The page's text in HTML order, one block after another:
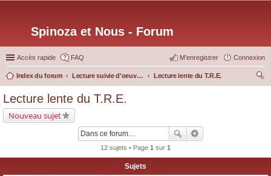
Spinoza et Nous - Forum
Accès rapide FAQ Connexion
M’enregistrer
Index du forum Lecture suivie d'oeuvres particulières
Lecture lente du T.R.E.
Lecture lente du T.R.E.
Nouveau sujet
12 sujets • Page 1 sur 1
Sujets